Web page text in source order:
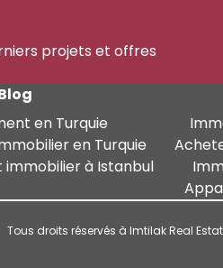
projets et offres
en Turquie
en Turquie
à Istanbul
Tous droits réservés à Imtilak Real